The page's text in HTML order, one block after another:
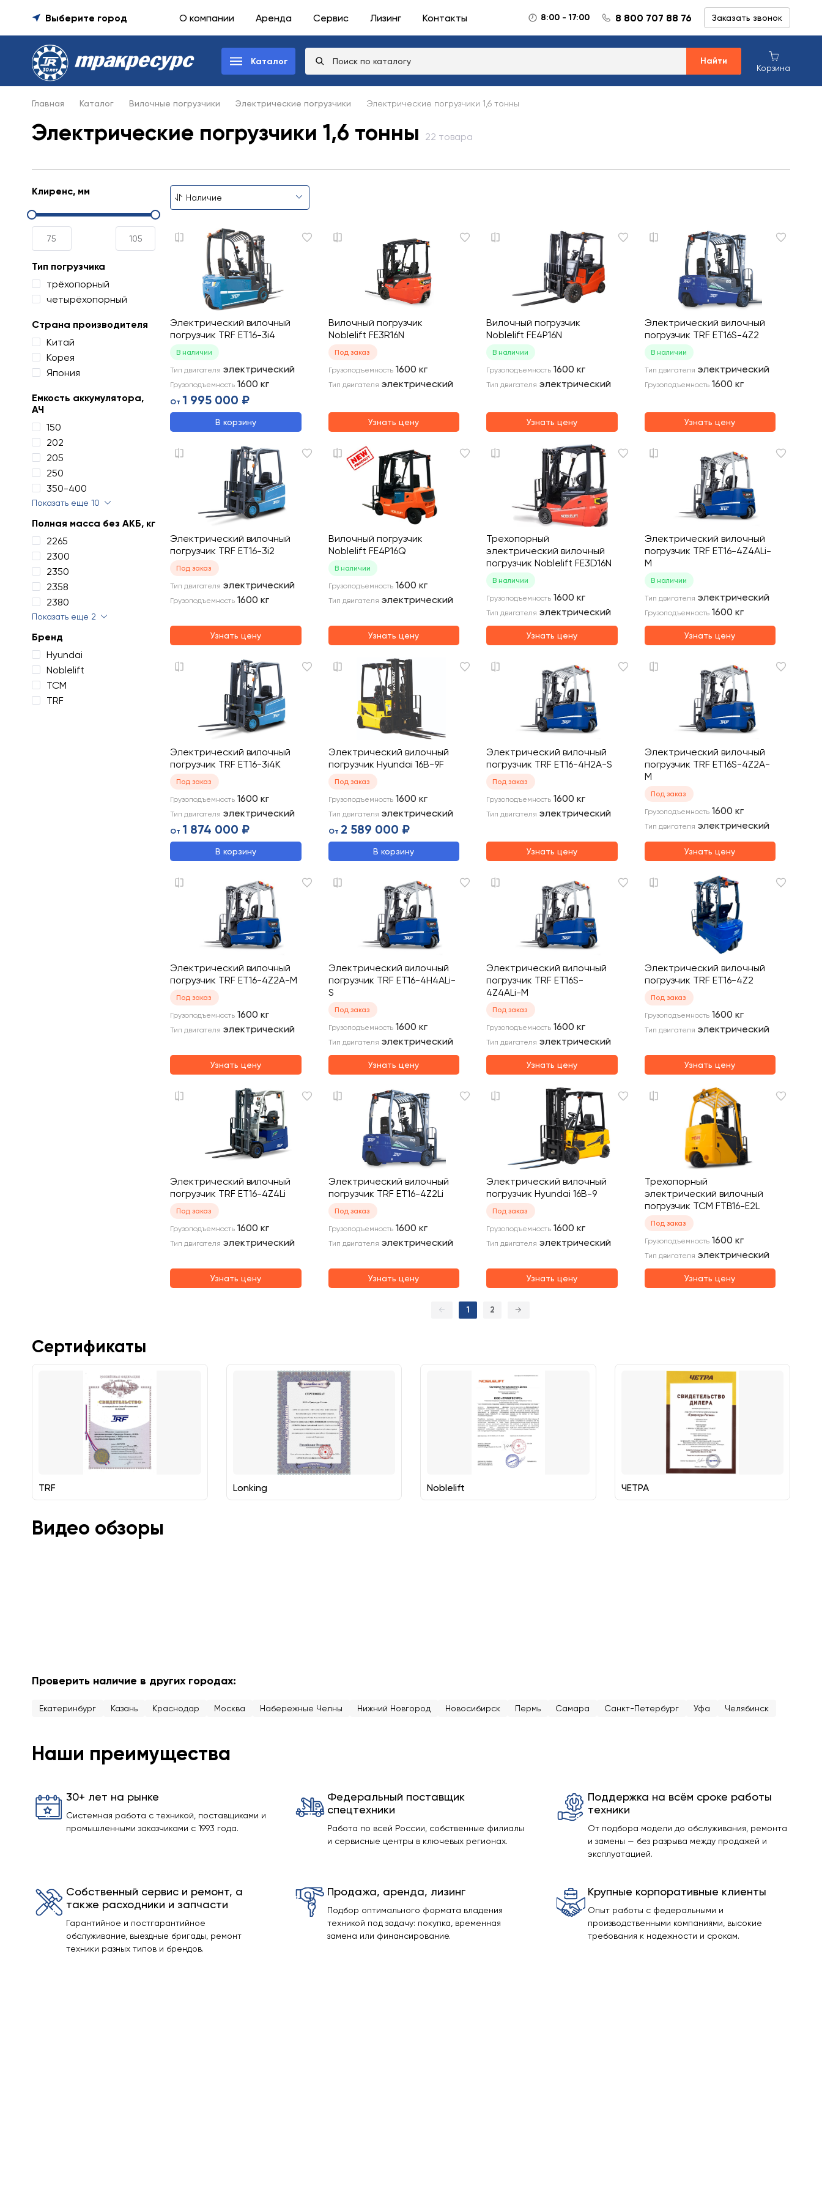
Выберите город О компании Аренда Сервис Лизинг Контакты 8:00 - 17:00 8 800 707 88 76 Заказать звонок
Каталог Найти
Корзина
Главная Каталог Вилочные погрузчики Электрические погрузчики Электрические погрузчики 1,6 тонны
Электрические погрузчики 1,6 тонны 22 товара
Клиренс, мм
Тип погрузчика
трёхопорный
четырёхопорный
Страна производителя
Китай
Корея
Япония
Емкость аккумулятора,
АЧ
150
202
205
250
350-400
Показать еще 10
Полная масса без АКБ, кг
2265
2300
2350
2358
2380
Показать еще 2
Бренд
Hyundai
Noblelift
TCM
TRF
Электрический вилочный
погрузчик TRF ET16-3i4
В наличии
Тип двигателя электрический
Грузоподъемность 1600 кг
От 1 995 000 ₽
В корзину
Вилочный погрузчик
Noblelift FE3R16N
Под заказ
Грузоподъемность 1600 кг
Тип двигателя электрический
Узнать цену
Вилочный погрузчик
Noblelift FE4P16N
В наличии
Грузоподъемность 1600 кг
Тип двигателя электрический
Узнать цену
Электрический вилочный
погрузчик TRF ET16S-4Z2
В наличии
Тип двигателя электрический
Грузоподъемность 1600 кг
Узнать цену
Электрический вилочный
погрузчик TRF ET16-3i2
Под заказ
Тип двигателя электрический
Грузоподъемность 1600 кг
Узнать цену
Вилочный погрузчик
Noblelift FE4P16Q
В наличии
Грузоподъемность 1600 кг
Тип двигателя электрический
Узнать цену
Трехопорный
электрический вилочный
погрузчик Noblelift FE3D16N
В наличии
Грузоподъемность 1600 кг
Тип двигателя электрический
Узнать цену
Электрический вилочный
погрузчик TRF ET16-4Z4ALi-
M
В наличии
Тип двигателя электрический
Грузоподъемность 1600 кг
Узнать цену
Электрический вилочный
погрузчик TRF ET16-3i4K
Под заказ
Грузоподъемность 1600 кг
Тип двигателя электрический
От 1 874 000 ₽
В корзину
Электрический вилочный
погрузчик Hyundai 16B-9F
Под заказ
Грузоподъемность 1600 кг
Тип двигателя электрический
От 2 589 000 ₽
В корзину
Электрический вилочный
погрузчик TRF ET16-4H2A-S
Под заказ
Грузоподъемность 1600 кг
Тип двигателя электрический
Узнать цену
Электрический вилочный
погрузчик TRF ET16S-4Z2A-
M
Под заказ
Грузоподъемность 1600 кг
Тип двигателя электрический
Узнать цену
Электрический вилочный
погрузчик TRF ET16-4Z2A-M
Под заказ
Грузоподъемность 1600 кг
Тип двигателя электрический
Узнать цену
Электрический вилочный
погрузчик TRF ET16-4H4ALi-
S
Под заказ
Грузоподъемность 1600 кг
Тип двигателя электрический
Узнать цену
Электрический вилочный
погрузчик TRF ET16S-
4Z4ALi-M
Под заказ
Грузоподъемность 1600 кг
Тип двигателя электрический
Узнать цену
Электрический вилочный
погрузчик TRF ET16-4Z2
Под заказ
Грузоподъемность 1600 кг
Тип двигателя электрический
Узнать цену
Электрический вилочный
погрузчик TRF ET16-4Z4Li
Под заказ
Грузоподъемность 1600 кг
Тип двигателя электрический
Узнать цену
Электрический вилочный
погрузчик TRF ET16-4Z2Li
Под заказ
Грузоподъемность 1600 кг
Тип двигателя электрический
Узнать цену
Электрический вилочный
погрузчик Hyundai 16B-9
Под заказ
Грузоподъемность 1600 кг
Тип двигателя электрический
Узнать цену
Трехопорный
электрический вилочный
погрузчик TCM FTB16-E2L
Под заказ
Грузоподъемность 1600 кг
Тип двигателя электрический
Узнать цену
← 1 2 →
Сертификаты
TRF Lonking Noblelift ЧЕТРА
Видео обзоры
Проверить наличие в других городах:
Екатеринбург Казань Краснодар Москва Набережные Челны Нижний Новгород Новосибирск Пермь Самара Санкт-Петербург Уфа Челябинск
Наши преимущества
30+ лет на рынке
Системная работа с техникой, поставщиками и
промышленными заказчиками с 1993 года.
Федеральный поставщик
спецтехники
Работа по всей России, собственные филиалы
и сервисные центры в ключевых регионах.
Поддержка на всём сроке работы
техники
От подбора модели до обслуживания, ремонта
и замены — без разрыва между продажей и
эксплуатацией.
Собственный сервис и ремонт, а
также расходники и запчасти
Гарантийное и постгарантийное
обслуживание, выездные бригады, ремонт
техники разных типов и брендов.
Продажа, аренда, лизинг
Подбор оптимального формата владения
техникой под задачу: покупка, временная
замена или финансирование.
Крупные корпоративные клиенты
Опыт работы с федеральными и
производственными компаниями, высокие
требования к надежности и срокам.